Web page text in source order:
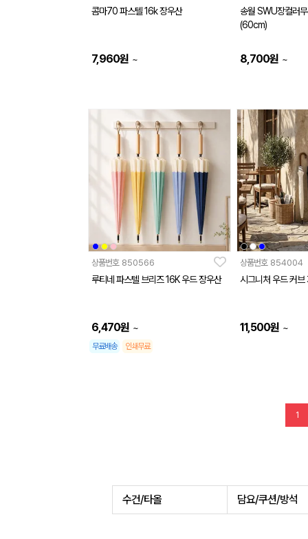
콤마70 파스텔 16k 장우산
7,960원 ~
송월 SWU장컬러
(60cm)
8,700원 ~
상품번호 850566
루티네 파스텔 브리즈 16K 우드 장우산
6,470원 ~
무료배송 인쇄무료
상품번호 854004
시그니처 우드 커
11,500원 ~
1
수건/타올 담요/쿠션/방석